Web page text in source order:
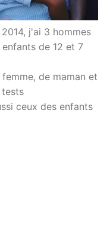
j'ai 3 hommes
de 12 et 7
de maman et
tests
ceux des enfants